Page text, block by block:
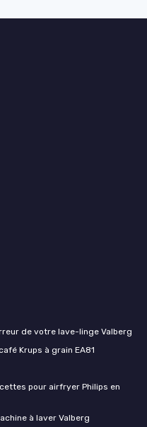
de votre lave-linge Valberg
Krups à grain EA81
pour airfryer Philips en
à laver Valberg